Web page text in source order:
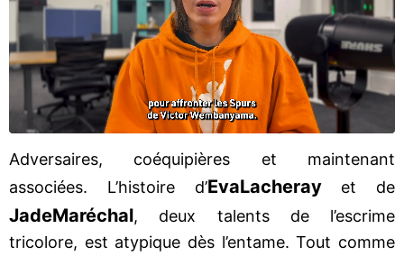
Adversaires, coéquipières et maintenant
associées. L’histoire d’EvaLacherayet de
JadeMaréchal, deux talents de l’escrime
tricolore, est atypique dès l’entame. Tout comme